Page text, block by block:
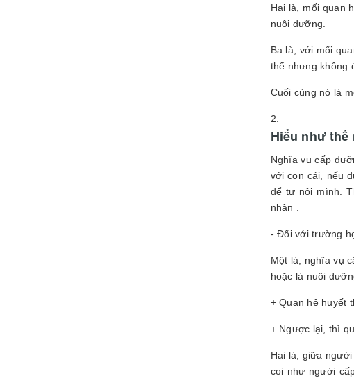
Hai là, mối quan
nuôi dưỡng.
Ba là, với mối
thể nhưng không
Cuối cùng nó là
Hiểu như
Nghĩa vụ cấp
với con cái, nếu
để tự nôi mình.
nhân .
- Đối với trường
Một là, nghĩa vụ
hoặc là nuôi
+ Quan hệ huyết
+ Ngược lại, thì
Hai là, giữa
coi như người